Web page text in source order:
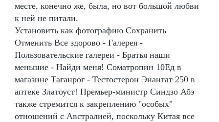
месте, конечно же, была, но вот большой любви
к ней не питали.
Установить как фотографию Сохранить
Отменить Все здорово - Галерея -
Пользовательские галереи - Братья наши
меньшие - Найди меня! Cоматропин 10Ед в
магазине Таганрог - Тестостерон Энантат 250 в
аптеке Златоуст! Премьер-министр Синдзо Абэ
также стремится к закреплению "особых"
отношений с Австралией, поскольку Китая все